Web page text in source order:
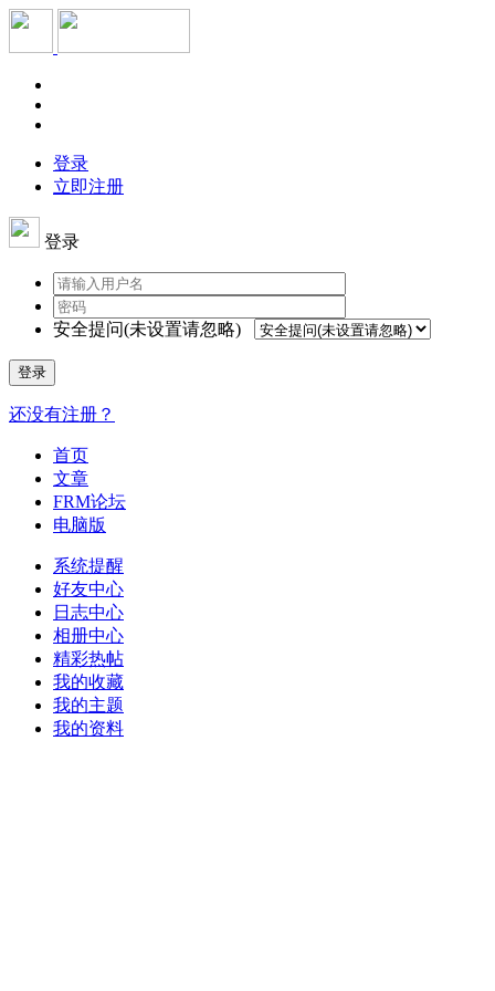
登录
立即注册
登录
安全提问(未设置请忽略)
登录
还没有注册？
首页
文章
FRM论坛
电脑版
系统提醒
好友中心
日志中心
相册中心
精彩热帖
我的收藏
我的主题
我的资料